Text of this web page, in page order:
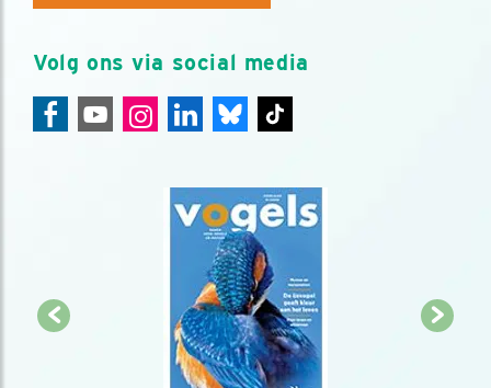
Volg ons via social media